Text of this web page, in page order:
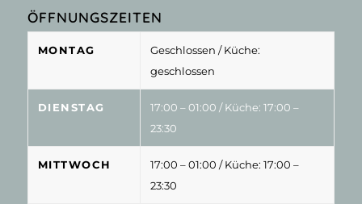
ÖFFNUNGSZEITEN
MONTAG Geschlossen / Küche:
geschlossen
DIENSTAG 17:00 – 01:00 / Küche: 17:00 –
23:30
MITTWOCH 17:00 – 01:00 / Küche: 17:00 –
23:30